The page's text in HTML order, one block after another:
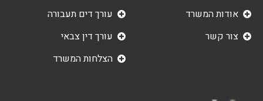
עורך דים תעבורה
עורך דין צבאי
הצלחות המשרד
אודות המשרד
צור קשר